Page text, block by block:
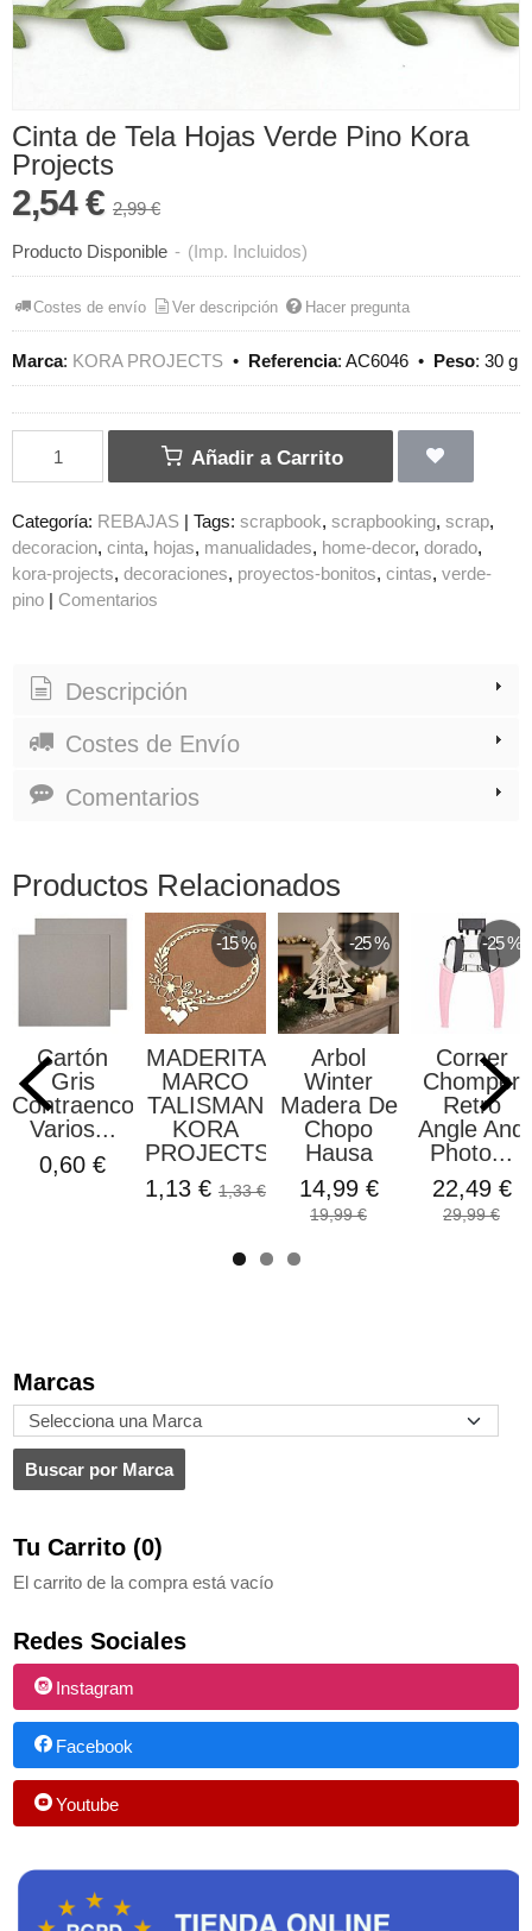
Marcas
Tu Carrito (0)
El carrito de la compra está vacío
Redes Sociales
Instagram
Facebook
Youtube
Cinta de Tela Hojas Verde Pino Kora
Projects
2,54 € 2,99 €
Producto Disponible - (Imp. Incluidos)
Costes de envío Ver descripción Hacer pregunta
Marca: KORA PROJECTS • Referencia: AC6046 • Peso: 30 g
Añadir a Carrito
Categoría: REBAJAS Tags: scrapbook scrapbooking scrap
decoracion cinta hojas manualidades home-decor dorado
kora-projects decoraciones proyectos-bonitos cintas verde-
pino
Comentarios
Descripción
Costes de Envío
Comentarios
Productos Relacionados
Cartón
Gris
Contraencolado
Varios...
0,60 €
-15 %
MADERITA
MARCO
TALISMAN
KORA
PROJECTS
1,13 € 1,33 €
-25 %
Arbol
Winter
Madera De
Chopo
Hausa
14,99 €
19,99 €
-25 %
Corner
Chomper
Retro
Angle And
Photo...
22,49 €
29,99 €